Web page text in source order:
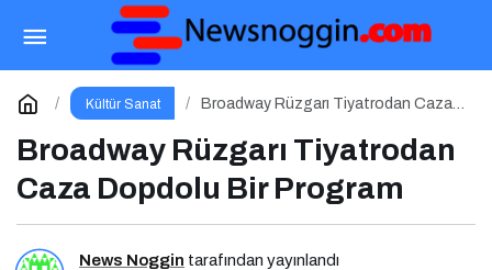
Kültür Sanat
Broadway Rüzgarı Tiyatrodan Caza
Broadway Rüzgarı Tiyatrodan
Caza Dopdolu Bir Program
News Noggin tarafından yayınlandı
Zorlu PSM’de Sanat Dolu Bir Hafta
Yorum Yap